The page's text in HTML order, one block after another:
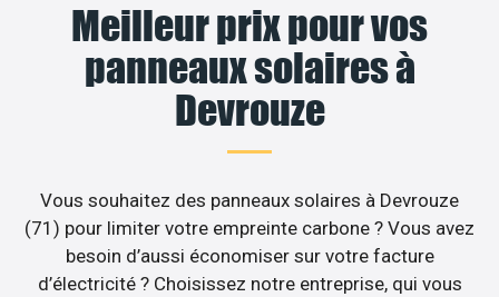
Meilleur prix pour vos
panneaux solaires à
Devrouze
Vous souhaitez des panneaux solaires à Devrouze
(71) pour limiter votre empreinte carbone ? Vous avez
besoin d’aussi économiser sur votre facture
d’électricité ? Choisissez notre entreprise, qui vous